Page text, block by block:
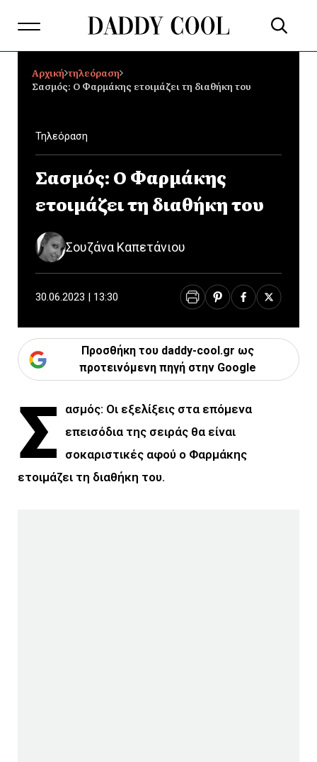
Αρχική τηλεόραση
Σασμός: Ο Φαρμάκης ετοιμάζει τη διαθήκη του
Τηλεόραση
Σασμός: Ο Φαρμάκης
ετοιμάζει τη διαθήκη του
Σουζάνα Καπετάνιου
30.06.2023 | 13:30
Προσθήκη του daddy-cool.gr ως
προτεινόμενη πηγή στην Google
Σ
ασμός: Οι εξελίξεις στα επόμενα
επεισόδια της σειράς θα είναι
σοκαριστικές αφού ο Φαρμάκης
ετοιμάζει τη διαθήκη του.